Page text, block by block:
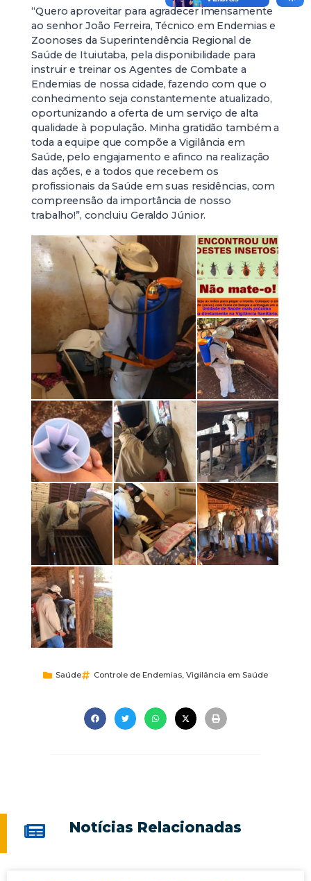
“Quero aproveitar para agradecer imensamente
ao senhor João Ferreira, Técnico em Endemias e
Zoonoses da Superintendência Regional de
Saúde de Ituiutaba, pela disponibilidade para
instruir e treinar os Agentes de Combate a
Endemias de nossa cidade, fazendo com que o
conhecimento seja constantemente atualizado,
oportunizando a oferta de um serviço de alta
qualidade à população. Minha gratidão também a
toda a equipe que compõe a Vigilância em
Saúde, pelo engajamento e afinco na realização
das ações, e a todos que recebem os
profissionais da Saúde em suas residências, com
compreensão da importância de nosso
trabalho!”, concluiu Geraldo Júnior.
Saúde Controle de Endemias, Vigilância em Saúde
Notícias Relacionadas